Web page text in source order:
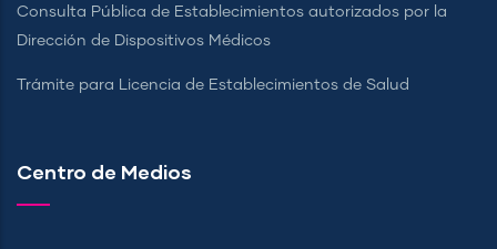
Consulta Pública de Establecimientos autorizados por la
Dirección de Dispositivos Médicos
Trámite para Licencia de Establecimientos de Salud
Centro de Medios